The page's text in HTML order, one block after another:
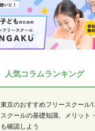
人気コラムランキング
東京のおすすめフリースクール
スクールの基礎知識、メリット
も確認しよう